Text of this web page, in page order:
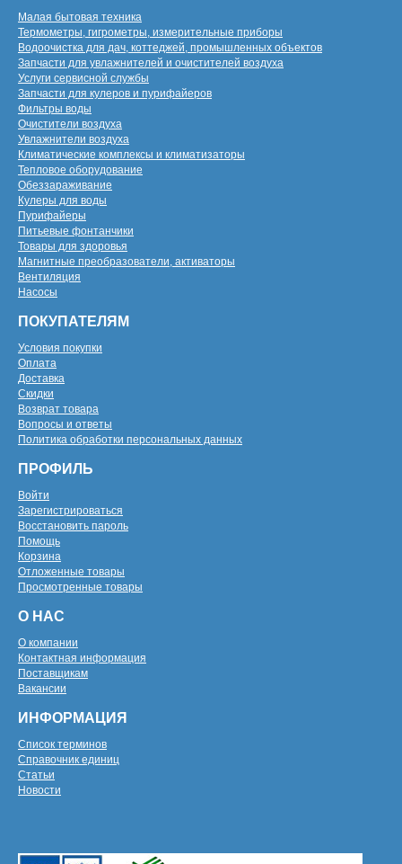
Малая бытовая техника
Термометры, гигрометры, измерительные приборы
Водоочистка для дач, коттеджей, промышленных объектов
Запчасти для увлажнителей и очистителей воздуха
Услуги сервисной службы
Запчасти для кулеров и пурифайеров
Фильтры воды
Очистители воздуха
Увлажнители воздуха
Климатические комплексы и климатизаторы
Тепловое оборудование
Обеззараживание
Кулеры для воды
Пурифайеры
Питьевые фонтанчики
Товары для здоровья
Магнитные преобразователи, активаторы
Вентиляция
Насосы
ПОКУПАТЕЛЯМ
Условия покупки
Оплата
Доставка
Скидки
Возврат товара
Вопросы и ответы
Политика обработки персональных данных
ПРОФИЛЬ
Войти
Зарегистрироваться
Восстановить пароль
Помощь
Корзина
Отложенные товары
Просмотренные товары
О НАС
О компании
Контактная информация
Поставщикам
Вакансии
ИНФОРМАЦИЯ
Список терминов
Справочник единиц
Статьи
Новости